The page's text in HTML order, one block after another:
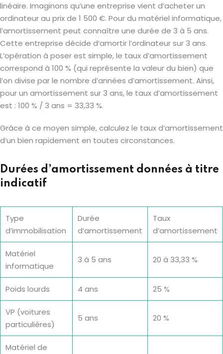
linéaire. Imaginons qu’une entreprise vient d’acheter un
ordinateur au prix de 1 500 €. Pour du matériel informatique,
l’amortissement peut connaître une durée de 3 à 5 ans.
Cette entreprise décide d’amortir l’ordinateur sur 3 ans.
L’opération à poser est simple, le taux d’amortissement
correspond à 100 % (qui représente la valeur du bien) que
l’on divise par le nombre d’années d’amortissement. Ainsi,
pour un amortissement sur 3 ans, le taux d’amortissement
est : 100 % / 3 ans = 33,33 %.
Grâce à ce moyen simple, calculez le taux d’amortissement
d’un bien rapidement en toutes circonstances.
Durées d’amortissement données à titre
indicatif
Type
d’immobilisation
Durée
d’amortissement
Taux
d’amortissement
Matériel
informatique
3 à 5 ans 20 à 33,33 %
Poids lourds 4 ans 25 %
VP (voitures
particulières)
5 ans 20 %
Matériel de